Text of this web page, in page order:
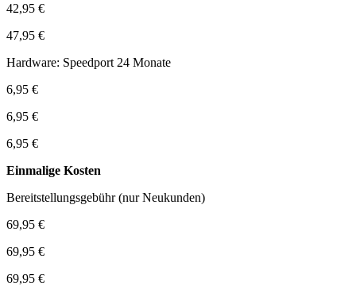
42,95 €
47,95 €
Hardware: Speedport 24 Monate
6,95 €
6,95 €
6,95 €
Einmalige Kosten
Bereitstellungsgebühr (nur Neukunden)
69,95 €
69,95 €
69,95 €